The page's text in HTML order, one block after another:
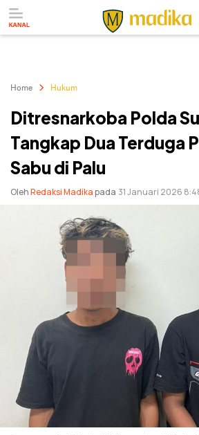
Home Hukum
Ditresnarkoba Polda
Tangkap Dua Terduga
Sabu di Palu
OlehRedaksi Madikapada 31 Januari 2026